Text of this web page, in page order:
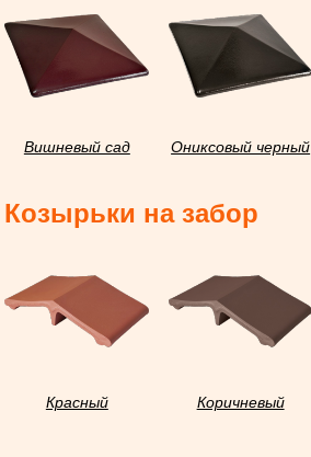
Вишневый сад Ониксовый черный
Козырьки на забор
Красный Коричневый